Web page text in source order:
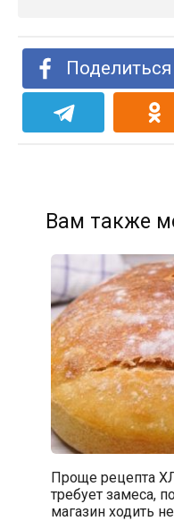
Вам также
Проще рецепта
требует замеса,
магазин ходить